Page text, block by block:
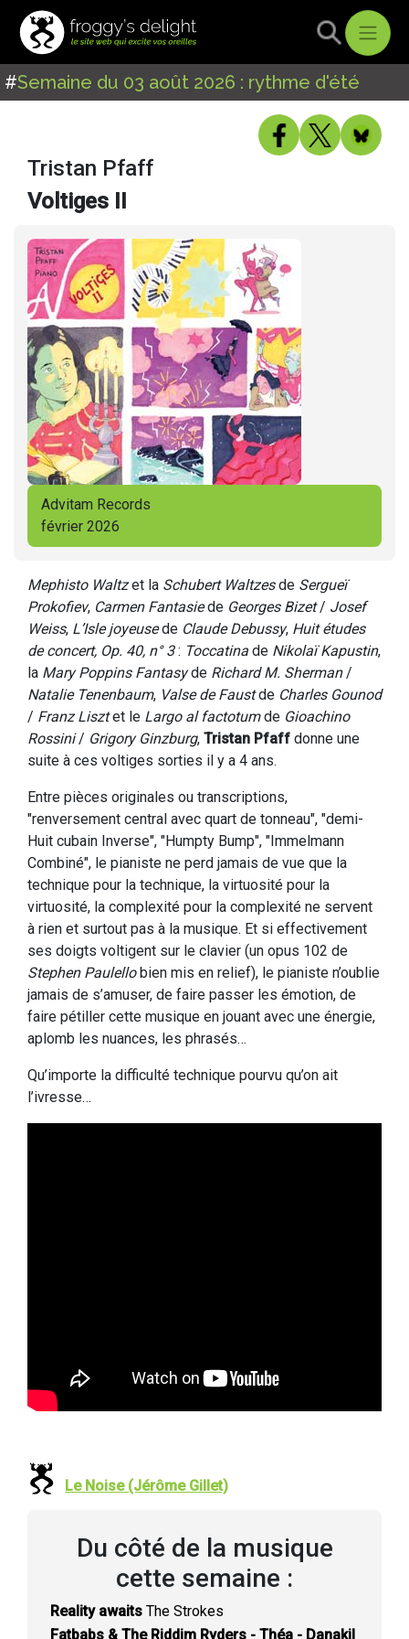
#Semaine du 03 août 2026 : rythme d'été
Tristan Pfaff
Voltiges II
Advitam Records
février 2026
Mephisto Waltzet la Schubert Waltzesde Sergueï
Prokofiev, Carmen Fantasiede Georges Bizet/ Josef
Weiss, L’Isle joyeusede Claude Debussy, Huit études
de concert, Op. 40, n° 3: Toccatina de Nikolaï Kapustin,
la Mary Poppins Fantasyde Richard M. Sherman/
Natalie Tenenbaum, Valse de Faustde Charles Gounod
/ Franz Lisztet le Largo al factotumde Gioachino
Rossini/ Grigory Ginzburg, Tristan Pfaff donne une
suite à ces voltiges sorties il y a 4 ans.
Entre pièces originales ou transcriptions,
"renversement central avec quart de tonneau", "demi-
Huit cubain Inverse", "Humpty Bump", "Immelmann
Combiné", le pianiste ne perd jamais de vue que la
technique pour la technique, la virtuosité pour la
virtuosité, la complexité pour la complexité ne servent
à rien et surtout pas à la musique. Et si effectivement
ses doigts voltigent sur le clavier (un opus 102 de
Stephen Paulellobien mis en relief), le pianiste n’oublie
jamais de s’amuser, de faire passer les émotion, de
faire pétiller cette musique en jouant avec une énergie,
aplomb les nuances, les phrasés…
Qu’importe la difficulté technique pourvu qu’on ait
l’ivresse…
Le Noise (Jérôme Gillet)
Du côté de la musique
cette semaine :
Reality awaits The Strokes
Fatbabs & The Riddim Ryders - Théa - Danakil